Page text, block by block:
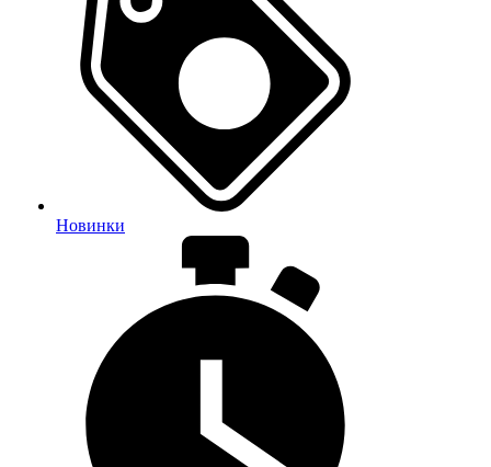
Новинки